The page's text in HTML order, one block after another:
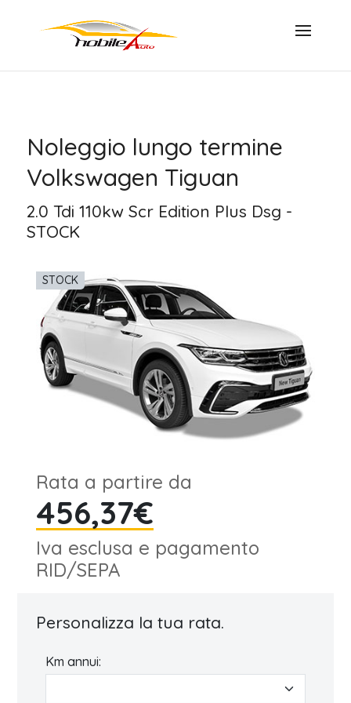
Noleggio lungo termine
Volkswagen Tiguan
2.0 Tdi 110kw Scr Edition Plus Dsg -
STOCK
STOCK
Rata a partire da
456,37€
Iva esclusa e pagamento
RID/SEPA
Personalizza la tua rata.
Km annui: